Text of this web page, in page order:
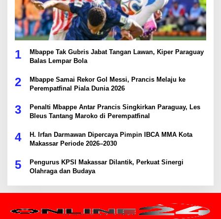
1
Mbappe Tak Gubris Jabat Tangan Lawan, Kiper Paraguay
Balas Lempar Bola
2
Mbappe Samai Rekor Gol Messi, Prancis Melaju ke
Perempatfinal Piala Dunia 2026
3
Penalti Mbappe Antar Prancis Singkirkan Paraguay, Les
Bleus Tantang Maroko di Perempatfinal
4
H. Irfan Darmawan Dipercaya Pimpin IBCA MMA Kota
Makassar Periode 2026–2030
5
Pengurus KPSI Makassar Dilantik, Perkuat Sinergi
Olahraga dan Budaya